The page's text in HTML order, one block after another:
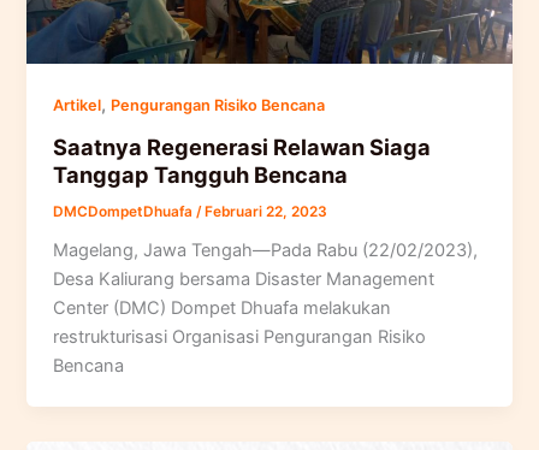
Artikel, Pengurangan Risiko Bencana
Saatnya Regenerasi Relawan Siaga
Tanggap Tangguh Bencana
DMCDompetDhuafa /Februari 22, 2023
Magelang, Jawa Tengah—Pada Rabu (22/02/2023),
Desa Kaliurang bersama Disaster Management
Center (DMC) Dompet Dhuafa melakukan
restrukturisasi Organisasi Pengurangan Risiko
Bencana